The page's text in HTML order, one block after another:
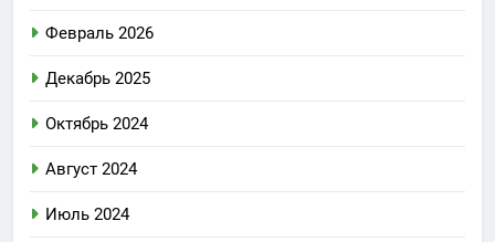
Февраль 2026
Декабрь 2025
Октябрь 2024
Август 2024
Июль 2024